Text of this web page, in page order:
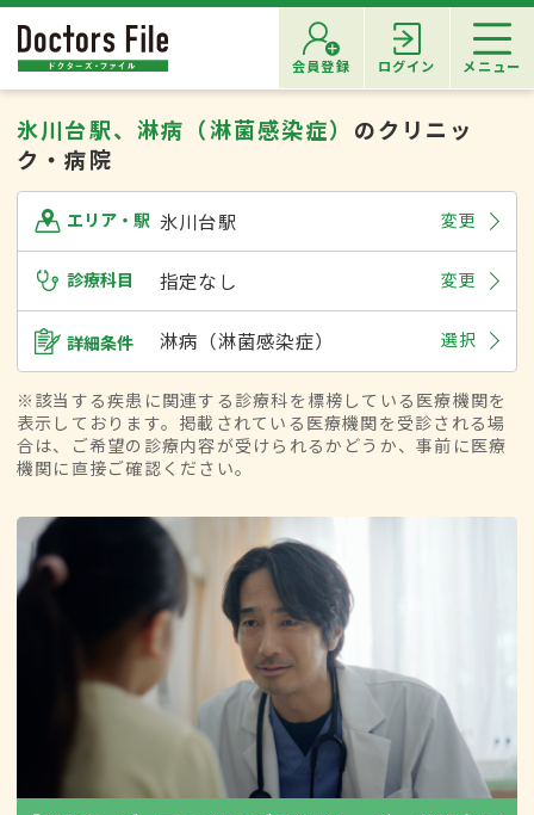
会員登録 ログイン メニュー
氷川台駅、淋病（淋菌感染症） のクリニッ
ク・病院
エリア・駅 氷川台駅 変更
診療科目 指定なし 変更
詳細条件 淋病（淋菌感染症） 選択
※該当する疾患に関連する診療科を標榜している医療機関を
表示しております。掲載されている医療機関を受診される場
合は、ご希望の診療内容が受けられるかどうか、事前に医療
機関に直接ご確認ください。